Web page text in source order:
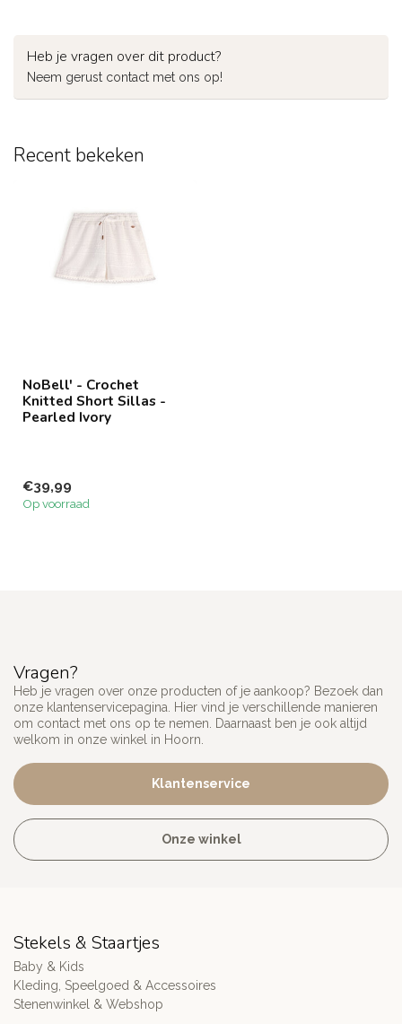
Heb je vragen over dit product?
Neem gerust contact met ons op!
Recent bekeken
NoBell' - Crochet
Knitted Short Sillas -
Pearled Ivory
€39,99
Op voorraad
Vragen?
Heb je vragen over onze producten of je aankoop? Bezoek dan
onze klantenservicepagina. Hier vind je verschillende manieren
om contact met ons op te nemen. Daarnaast ben je ook altijd
welkom in onze winkel in Hoorn.
Klantenservice
Onze winkel
Stekels & Staartjes
Baby & Kids
Kleding, Speelgoed & Accessoires
Stenenwinkel & Webshop